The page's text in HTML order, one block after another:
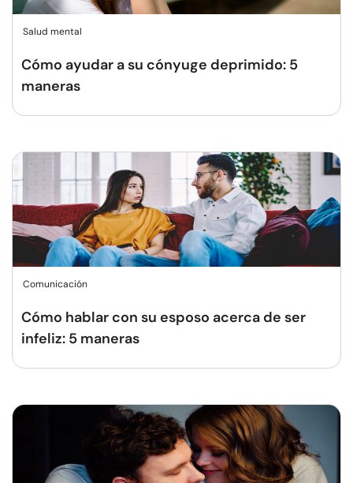
Salud mental
Cómo ayudar a su cónyuge deprimido: 5
maneras
Comunicación
Cómo hablar con su esposo acerca de ser
infeliz: 5 maneras